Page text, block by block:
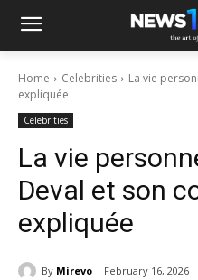
Home Celebrities
La vie
expliquée
Celebrities
La vie
Deval et son
expliquée
By Mirevo February 16, 2026